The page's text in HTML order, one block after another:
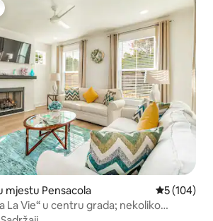
mjestu Pensacola prosječna
5 (104)
La Vie“ u centru grada; nekoliko